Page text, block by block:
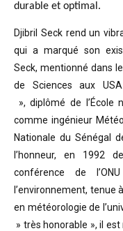
durable et optimal.
Djibril Seck rend un
qui a marqué son
Seck,mentionné dans
de Sciences aux
», diplômé de l’École
comme ingénieur
Nationale du Sénégal
l’honneur, en 1992
conférence de
l’environnement, tenue
en météorologie de
» très honorable », il est